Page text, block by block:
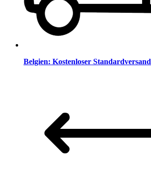
Belgien: Kostenloser Standardversand